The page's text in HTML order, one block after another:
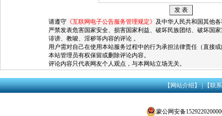
请遵守 《互联网电子公告服务管理规定》 及中华人民共和国其他
严禁发表危害国家安全、损害国家利益、破坏民族团结、破坏国
诽谤、教唆、淫秽等内容的评论 。
用户需对自己在使用本站服务过程中的行为承担法律责任（直接
本站管理员有权保留或删除评论内容。
评论内容只代表网友个人观点，与本网站立场无关。
【网站介绍】|【联
蒙公网安备